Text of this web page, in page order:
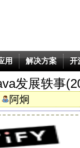
用 解决方案 开
发展轶事
阿炯